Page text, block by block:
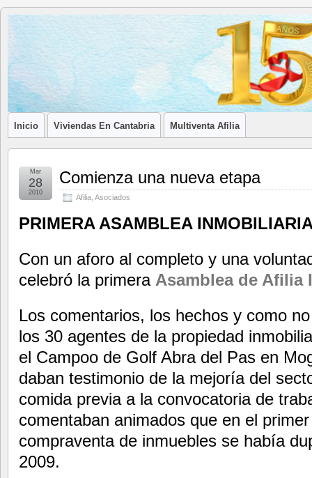
Blog de
Afilia
Inmobiliarias
LA ASOCIACIÓN DE LOS PROFESIONALES INMOBILIARIOS
Inicio Viviendas En Cantabria Multiventa Afilia
Comienza una nueva etapa
Afilia Asociados
Mar
28
2010
PRIMERA ASAMBLEA
Con un aforo al completo y una
celebró la primera Asamblea de Afilia
Los comentarios, los hechos y como
los 30 agentes de la propiedad
el Campoo de Golf Abra del Pas en
daban testimonio de la mejoría del
comida previa a la convocatoria de
comentaban animados que en el
compraventa de inmuebles se había
2009.